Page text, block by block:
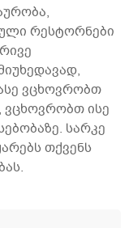
რესტორნები
ვცხოვრობთ
ვცხოვრობთ ისე
სარკე
თქვენს